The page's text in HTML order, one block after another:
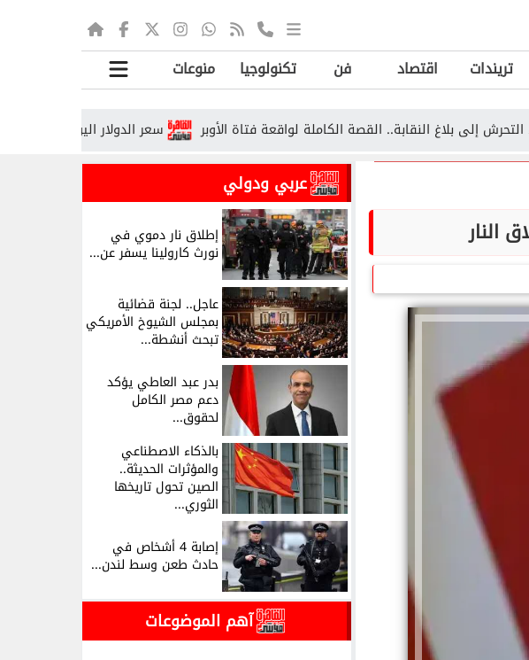
تريندات اقتصاد فن تكنولوجيا منوعات
سعر الدولار اليوم في البنك الأهلي بلاغ النقابة.. القصة الكاملة لواقعة فتاة الأوبر
النار
عربي ودولي
إطلاق نار دموي في
نورث كارولينا يسفر عن...
عاجل.. لجنة قضائية
بمجلس الشيوخ الأمريكي
تبحث أنشطة...
بدر عبد العاطي يؤكد
دعم مصر الكامل
لحقوق...
بالذكاء الاصطناعي
والمؤثرات الحديثة..
الصين تحول تاريخها
الثوري...
إصابة 4 أشخاص في
حادث طعن وسط لندن...
آهم الموضوعات